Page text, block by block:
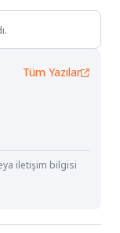
Tüm Yazılar
iletişim bilgisi